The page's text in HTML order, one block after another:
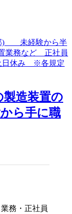
製造装置の
ら手に職
務・正社員